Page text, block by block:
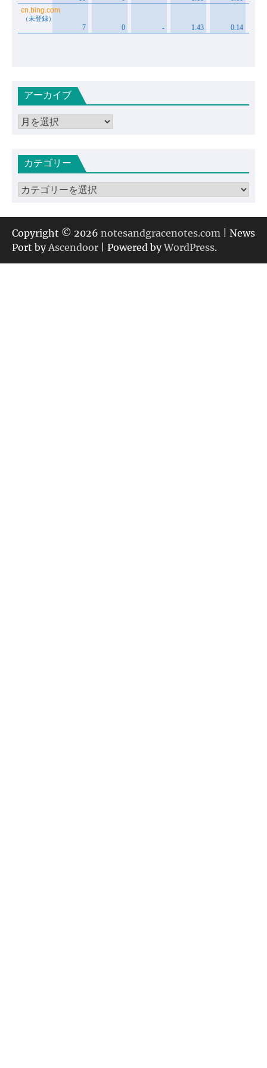
アーカイブ
ア
イカテゴリー
カ
ゴ
リ
ー
Copyright © 2026 notesandgracenotes.com | News
Port byAscendoor | Powered byWordPress.